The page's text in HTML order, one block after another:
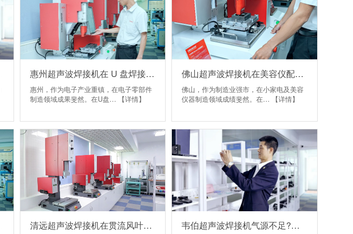
惠州超声波焊接机在 U 盘焊接加工中的应用
惠州，作为电子产业重镇，在电子零部件
制造领域成果斐然。在U盘…
【详情】
佛山超声波焊接机在美容仪配件焊接加工中的应用
佛山，作为制造业强市，在小家电及美容
仪器制造领域成绩斐然。在…
【详情】
清远超声波焊接机在贯流风叶焊接加工中的应用 韦伯超声波焊接机气源不足?故障诊断维修分享